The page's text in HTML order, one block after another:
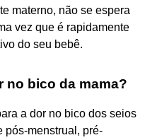
materno, não se espera
vez que é rapidamente
do seu bebê.
no bico da mama?
a dor no bico dos seios
pós-menstrual, pré-